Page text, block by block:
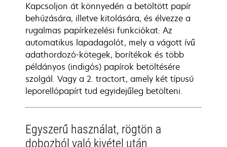
Kapcsoljon át könnyedén a betöltött papír
behúzására, illetve kitolására, és élvezze a
rugalmas papírkezelési funkciókat: Az
automatikus lapadagolót, mely a vágott ívű
adathordozó-kötegek, borítékok és több
példányos (indigós) papírok betöltésére
szolgál. Vagy a 2. tractort, amely két típusú
leporellópapírt tud egyidejűleg betölteni.
Egyszerű használat, rögtön a
dobozból való kivétel után